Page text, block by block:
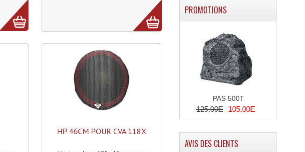
HP 46CM POUR CVA 118X
PROMOTIONS
PAS 500T
125.00E 105.00E
AVIS DES CLIENTS